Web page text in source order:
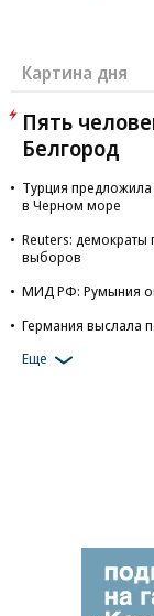
Картина дня
Пять
Белгород
Турция
в Черном море
Reuters: демократы
выборов
МИД РФ: Румыния
Германия выслала
Еще